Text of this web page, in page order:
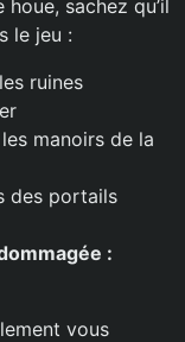
sachez qu’il
le jeu :
ruines
manoirs de la
des portails
:
vous